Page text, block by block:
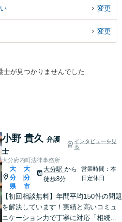
い』などでお困りの相談者さんにおすすめ
変更
変更
士が見つかりませんでした
小野 貴久 弁護
士
インタビューを見
る
大分府内町法律事務所
大
分
県
大
分
市
大分駅から
徒歩8分
営業時間：本
日定休日
【初回相談無料】年間平均150件の問題
を解決しています！実績と高いコミュ
ニケーション力で丁寧に対応「相続／